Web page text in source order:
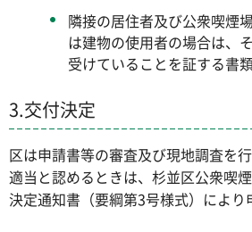
隣接の居住者及び公衆喫煙
は建物の使用者の場合は、
受けていることを証する書
3.交付決定
区は申請書等の審査及び現地調査を
適当と認めるときは、杉並区公衆喫
決定通知書（要綱第3号様式）により